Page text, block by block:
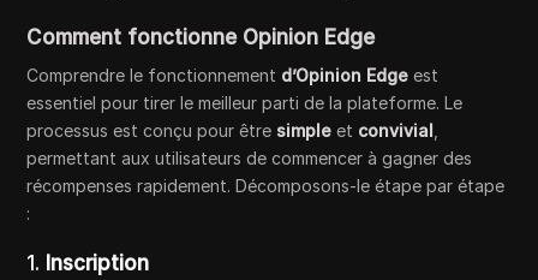
Comment fonctionne Opinion Edge
Comprendre le fonctionnement d’Opinion Edge est
essentiel pour tirer le meilleur parti de la plateforme. Le
processus est conçu pour être simple et convivial
permettant aux utilisateurs de commencer à gagner des
récompenses rapidement. Décomposons-le étape par étape
:
1. Inscription